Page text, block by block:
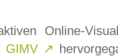
Online-
GIMV ↗